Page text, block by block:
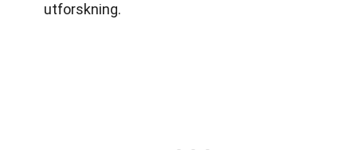
utforskning.